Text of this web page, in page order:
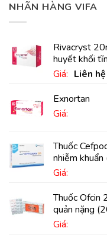
NHÃN HÀNG VIFA
Rivacryst
huyết khối
Giá: Liên hệ
Exnortan
Giá:
Thuốc
nhiễm
Giá:
Thuốc Ofcin
quản nặng
Giá: